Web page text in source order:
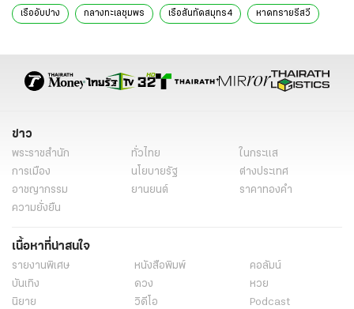
เรืออับปาง กลางทะเลชุมพร เรือสันทัดสมุทร4 หาดทรายรีสวี
ข่าว
พระราชสำนัก ทั่วไทย
ในกระแส
การเมือง
นโยบายรัฐ
ต่างประเทศ
อาชญากรรม
ยานยนต์
ราคาทองคำ
ความยั่งยืน
เนื้อหาที่น่าสนใจ
รายงานพิเศษ หนังสือพิมพ์
คอลัมน์
บันเทิง
ดวง
หวย
นิยาย
วิดีโอ
Podcast